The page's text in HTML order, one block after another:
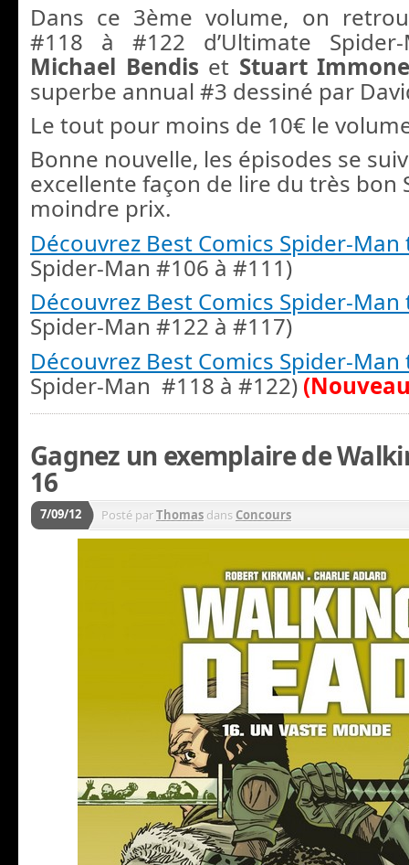
Dans ce 3ème volume, on
#118 à #122 d’Ultimate
Michael Bendis et Stuart
superbe annual #3 dessiné par
Le tout pour moins de 10€ le
Bonne nouvelle, les épisodes se
excellente façon de lire du très bon
moindre prix.
Découvrez Best Comics Spider-
Spider-Man #106 à #111)
Découvrez Best Comics Spider-
Spider-Man #122 à #117)
Découvrez Best Comics Spider-
Spider-Man #118 à #122)
Gagnez un exemplaire de
16
7/09/12 Posté parThomas dans Concours